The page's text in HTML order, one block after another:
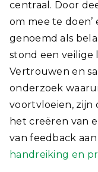
centraal. Door
om mee te doen’
genoemd als
stond een veilige
Vertrouwen en
onderzoek
voortvloeien, zijn
het creëren van
van feedback
handreiking en